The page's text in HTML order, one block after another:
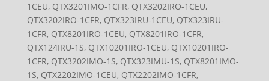
1CEU, QTX3201IMO-1CFR, QTX3202IRO-1CEU,
QTX3202IRO-1CFR, QTX323IRU-1CEU, QTX323IRU-
1CFR, QTX8201IRO-1CEU, QTX8201IRO-1CFR,
QTX124IRU-1S, QTX10201IRO-1CEU, QTX10201IRO-
1CFR, QTX3202IMO-1S, QTX323IMU-1S, QTX8201IMO-
1S, QTX2202IMO-1CEU, QTX2202IMO-1CFR,